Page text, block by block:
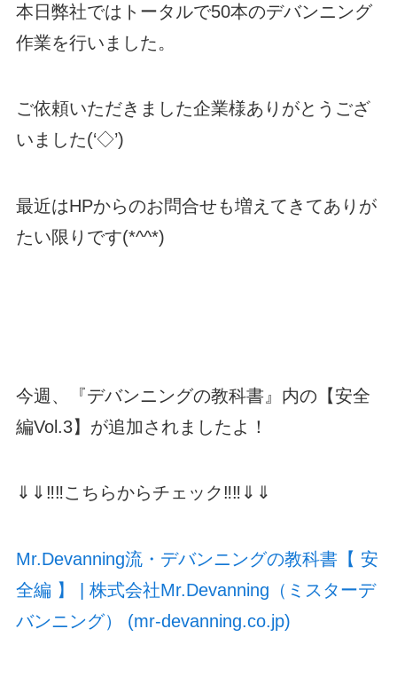
本日弊社ではトータルで50本のデバンニング
作業を行いました。
ご依頼いただきました企業様ありがとうござ
いました(‘◇’)ゞ
最近はHPからのお問合せも増えてきてありが
たい限りです(*^^*)
今週、『デバンニングの教科書』内の【安全
編Vol.3】が追加されましたよ！
⇓⇓‼️‼️こちらからチェック‼️‼️⇓⇓
Mr.Devanning流・デバンニングの教科書【 安
全編 】 | 株式会社Mr.Devanning（ミスターデ
バンニング） (mr-devanning.co.jp)